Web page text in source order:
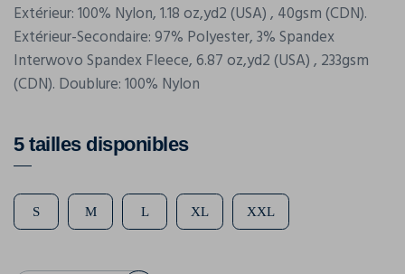
Extérieur: 100% Nylon, 1.18 oz,yd2 (USA) , 40gsm (CDN).
Extérieur-Secondaire: 97% Polyester, 3% Spandex
Interwovo Spandex Fleece, 6.87 oz,yd2 (USA) , 233gsm
(CDN). Doublure: 100% Nylon
5 tailles disponibles
S M L XL XXL